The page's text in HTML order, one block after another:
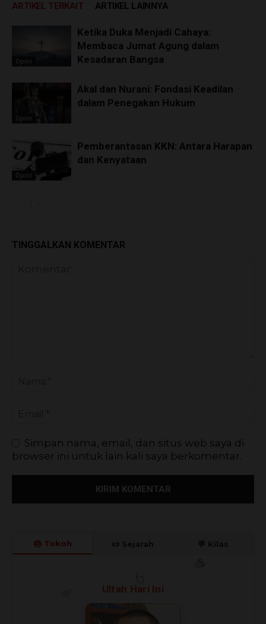
ARTIKEL TERKAIT ARTIKEL LAINNYA
Opini
Ketika Duka Menjadi Cahaya:
Membaca Jumat Agung dalam
Kesadaran Bangsa
Opini
Akal dan Nurani: Fondasi Keadilan
dalam Penegakan Hukum
Opini
Pemberantasan KKN: Antara Harapan
dan Kenyataan
TINGGALKAN KOMENTAR
Simpan nama, email, dan situs web saya di
browser ini untuk lain kali saya berkomentar.
🎂 Tokoh
🎈
Ultah Hari Ini